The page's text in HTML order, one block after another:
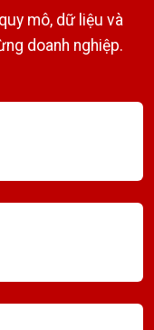
mô, dữ liệu và
doanh nghiệp.